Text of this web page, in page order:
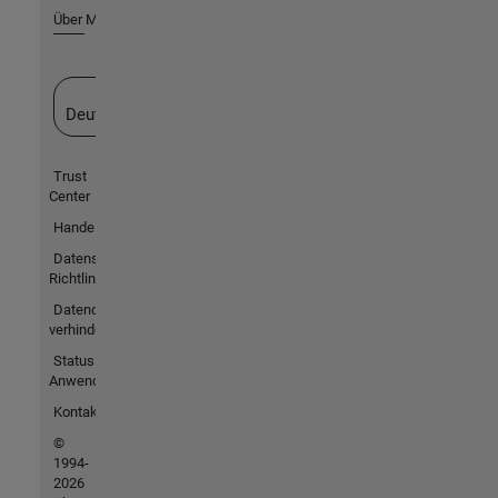
Über MathWorks
Deutschland
Trust
Center
Handelsmarken
Datenschutz-
Richtlinien
Datendiebstahl
verhindern
Status von
Anwendungen
Kontakt
©
1994-
2026